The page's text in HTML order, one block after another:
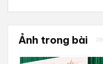
Ảnh trong bài